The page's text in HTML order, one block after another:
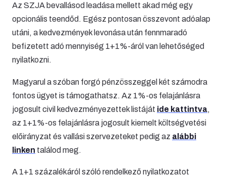
Az SZJA bevallásod leadása mellett akad még egy
opcionális teendőd. Egész pontosan összevont adóalap
utáni, a kedvezmények levonása után fennmaradó
befizetett adó mennyiség 1+1%-áról van lehetőséged
nyilatkozni.
Magyarul a szóban forgó pénzösszeggel két számodra
fontos ügyet is támogathatsz. Az 1%-os felajánlásra
jogosult civil kedvezményezettek listáját ide kattintva,
az 1+1%-os felajánlásra jogosult kiemelt költségvetési
előirányzat és vallási szervezeteket pedig az alábbi
linken találod meg.
A 1+1 százalékáról szóló rendelkező nyilatkozatot